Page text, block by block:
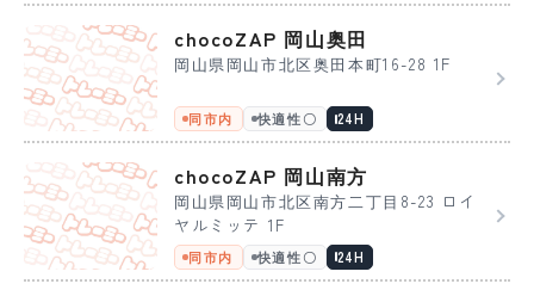
chocoZAP 岡山奥田
岡山県岡山市北区奥田本町16-28 1F
同市内 快適性〇 24H
chocoZAP 岡山南方
岡山県岡山市北区南方二丁目8-23 ロイ
ヤルミッテ 1F
同市内 快適性〇 24H